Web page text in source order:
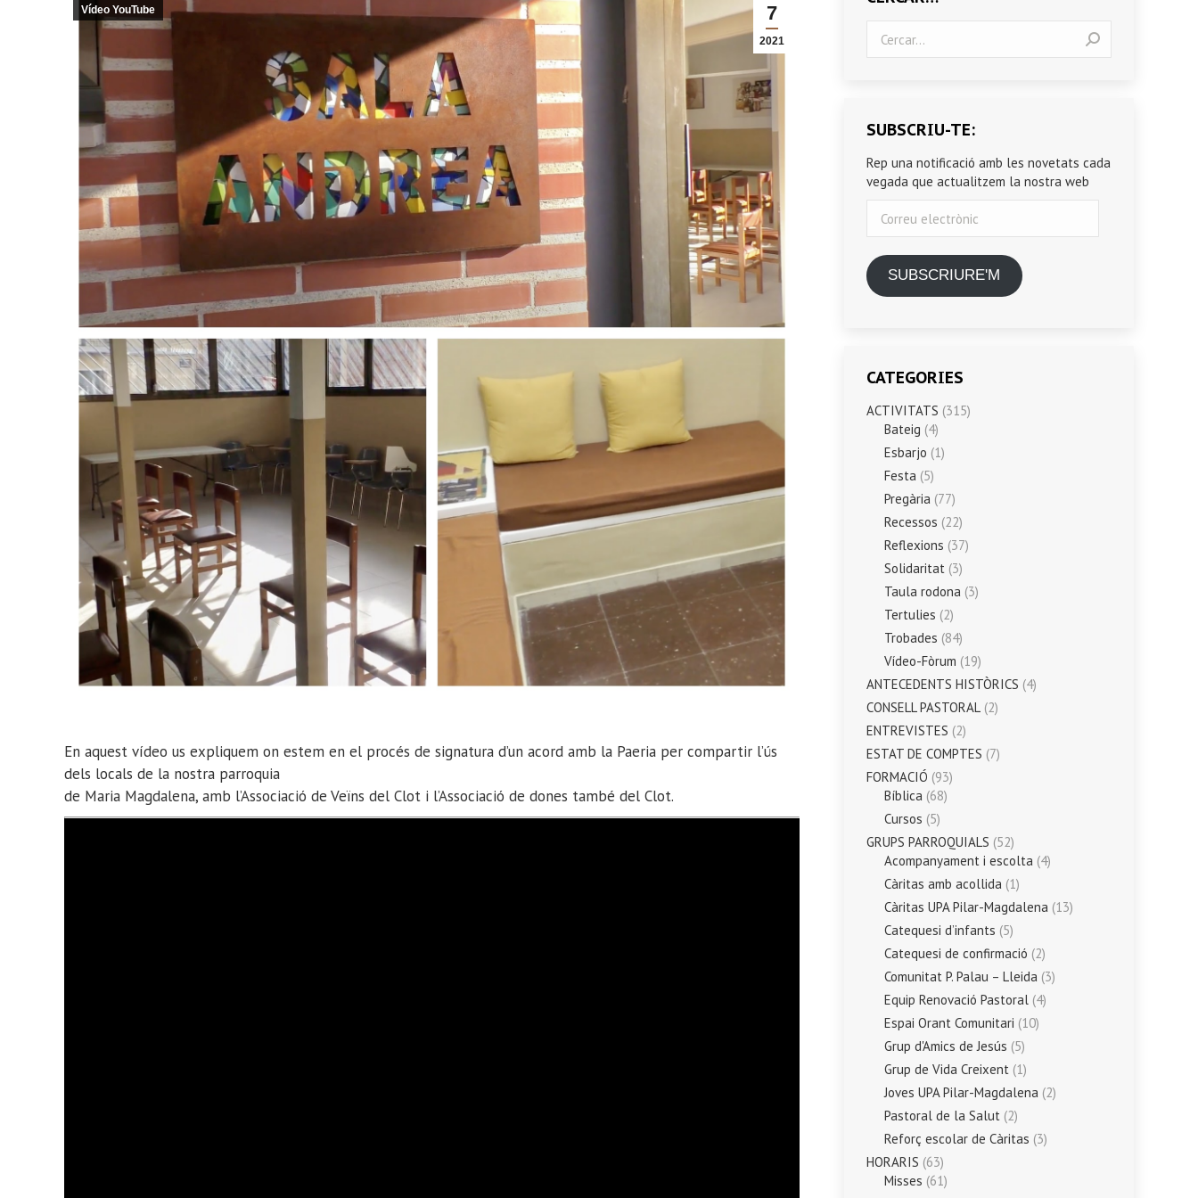
7
2021
Vídeo YouTube
En aquest vídeo us expliquem on estem en el procés de signatura d’un acord amb la Paeria per compartir l’ús
dels locals de la nostra parroquia
de Maria Magdalena, amb l’Associació de Veïns del Clot i l’Associació de dones també del Clot.
SUBSCRIU-TE:
Rep una notificació amb les novetats cada
vegada que actualitzem la nostra web
electrònic
SUBSCRIURE'M
CATEGORIES
ACTIVITATS (315)
Bateig (4)
Esbarjo (1)
Festa (5)
Pregària (77)
Recessos (22)
Reflexions (37)
Solidaritat (3)
Taula rodona (3)
Tertulies (2)
Trobades (84)
Vídeo-Fòrum (19)
ANTECEDENTS HISTÒRICS (4)
CONSELL PASTORAL (2)
ENTREVISTES (2)
ESTAT DE COMPTES (7)
FORMACIÓ (93)
Bíblica (68)
Cursos (5)
GRUPS PARROQUIALS (52)
Acompanyament i escolta (4)
Càritas amb acollida (1)
Càritas UPA Pilar-Magdalena (13)
Catequesi d’infants (5)
Catequesi de confirmació (2)
Comunitat P. Palau – Lleida (3)
Equip Renovació Pastoral (4)
Espai Orant Comunitari (10)
Grup d'Amics de Jesús (5)
Grup de Vida Creixent (1)
Joves UPA Pilar-Magdalena (2)
Pastoral de la Salut (2)
Reforç escolar de Càritas (3)
HORARIS (63)
Misses (61)